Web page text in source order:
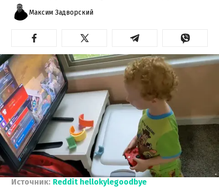
Максим Задворский
Источник: Reddit hellokylegoodbye